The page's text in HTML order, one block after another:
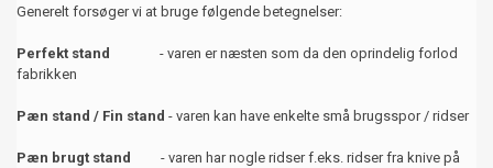
Generelt forsøger vi at bruge følgende betegnelser:
Perfekt stand - varen er næsten som da den oprindelig forlod
fabrikken
Pæn stand / Fin stand - varen kan have enkelte små brugsspor / ridser
Pæn brugt stand
- varen har nogle ridser f.eks. ridser fra knive på